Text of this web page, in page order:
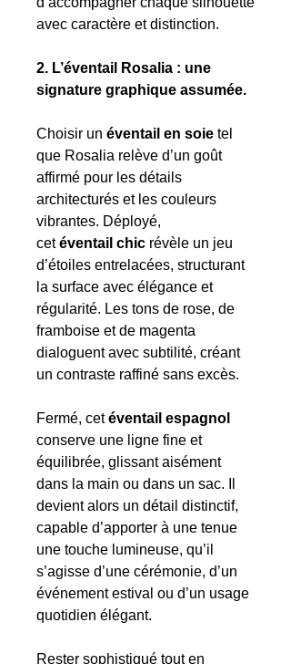
avec caractère et distinction.
2. L’éventail Rosalia : une
signature graphique assumée.
Choisir un éventail en soie tel
que Rosalia relève d’un goût
affirmé pour les détails
architecturés et les couleurs
vibrantes. Déployé,
cetéventail chic révèle un jeu
d’étoiles entrelacées, structurant
la surface avec élégance et
régularité. Les tons de rose, de
framboise et de magenta
dialoguent avec subtilité, créant
un contraste raffiné sans excès.
Fermé, cetéventail espagnol
conserve une ligne fine et
équilibrée, glissant aisément
dans la main ou dans un sac. Il
devient alors un détail distinctif,
capable d’apporter à une tenue
une touche lumineuse, qu’il
s’agisse d’une cérémonie, d’un
événement estival ou d’un usage
quotidien élégant.
Rester sophistiqué tout en